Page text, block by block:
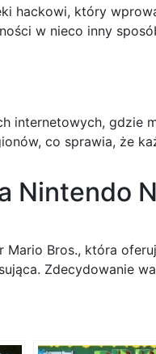
hackowi, który
w nieco inny
internetowych, gdzie
co sprawia, że
Nintendo
Bros., która
Zdecydowanie